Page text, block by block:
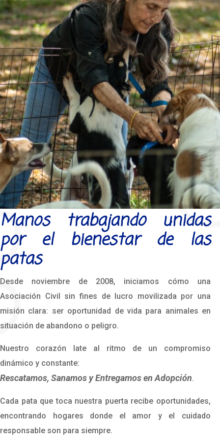
Manos trabajando unidas
por el bienestar de las
patas
Desde noviembre de 2008, iniciamos cómo una
Asociación Civil sin fines de lucro movilizada por una
misión clara: ser oportunidad de vida para animales en
situación de abandono o peligro.
Nuestro corazón late al ritmo de un compromiso
dinámico y constante:
Rescatamos, Sanamos y Entregamos en Adopción.
Cada pata que toca nuestra puerta recibe oportunidades,
encontrando hogares donde el amor y el cuidado
responsable son para siempre.